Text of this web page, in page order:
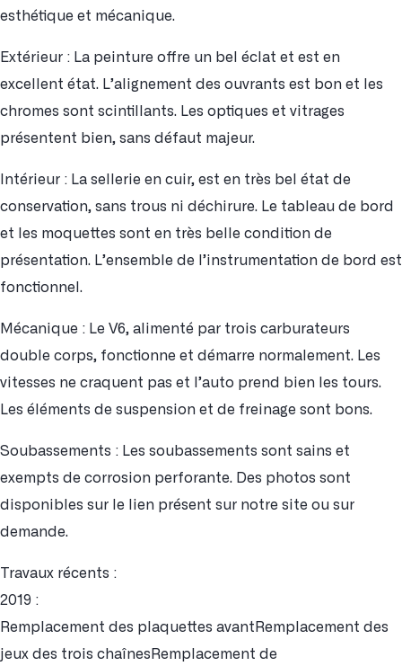
esthétique et mécanique.
Extérieur : La peinture offre un bel éclat et est en
excellent état. L’alignement des ouvrants est bon et les
chromes sont scintillants. Les optiques et vitrages
présentent bien, sans défaut majeur.
Intérieur : La sellerie en cuir, est en très bel état de
conservation, sans trous ni déchirure. Le tableau de bord
et les moquettes sont en très belle condition de
présentation. L’ensemble de l’instrumentation de bord est
fonctionnel.
Mécanique : Le V6, alimenté par trois carburateurs
double corps, fonctionne et démarre normalement. Les
vitesses ne craquent pas et l’auto prend bien les tours.
Les éléments de suspension et de freinage sont bons.
Soubassements : Les soubassements sont sains et
exempts de corrosion perforante. Des photos sont
disponibles sur le lien présent sur notre site ou sur
demande.
Travaux récents :
2019 :
Remplacement des plaquettes avantRemplacement des
jeux des trois chaînesRemplacement de